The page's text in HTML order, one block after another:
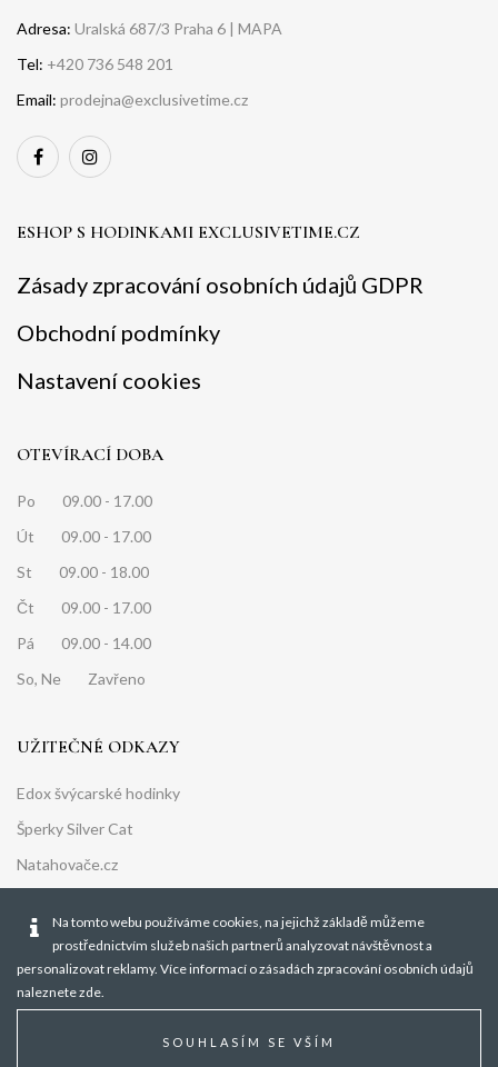
Adresa: Uralská 687/3 Praha 6 | MAPA
Tel: +420 736 548 201
Email: prodejna@exclusivetime.cz
ESHOP S HODINKAMI EXCLUSIVETIME.CZ
Zásady zpracování osobních údajů GDPR
Obchodní podmínky
Nastavení cookies
OTEVÍRACÍ DOBA
Po 09.00 - 17.00
Út 09.00 - 17.00
St 09.00 - 18.00
Čt 09.00 - 17.00
Pá 09.00 - 14.00
So, Ne Zavřeno
UŽITEČNÉ ODKAZY
Edox švýcarské hodinky
Šperky Silver Cat
Natahovače.cz
Ochrana osobních údajů
Na tomto webu používáme cookies, na jejichž základě můžeme
prostřednictvím služeb našich partnerů analyzovat návštěvnost a
personalizovat reklamy. Více informací o zásadách zpracování osobních údajů
naleznetezde.
SOUHLASÍM SE VŠÍM